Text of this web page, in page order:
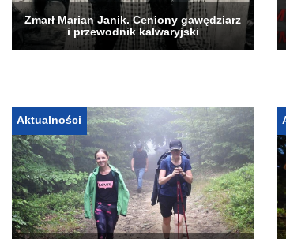
Zmarł Marian Janik. Ceniony gawędziarz
i przewodnik kalwaryjski
Aktualności